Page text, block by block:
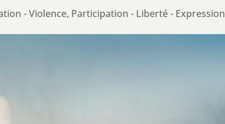
- Violence, Participation - Liberté - Expression